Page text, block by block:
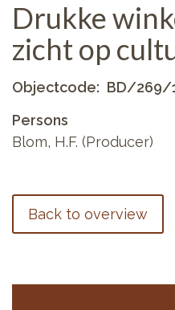
Drukke
zicht op
Objectcode
BD/269/
Persons
Blom, H.F. (Producer)
Back to overview